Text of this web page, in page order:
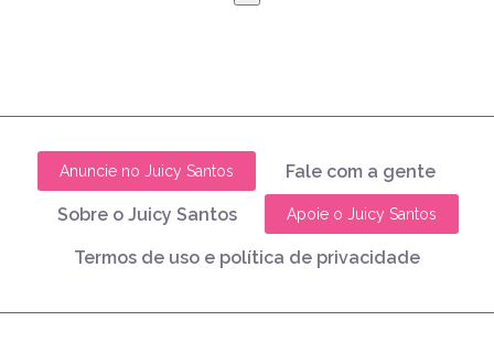
Anuncie no Juicy Santos Fale com a gente
Sobre o Juicy Santos Apoie o Juicy Santos
Termos de uso e política de privacidade